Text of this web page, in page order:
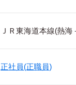
ＪＲ東海道本線(熱
正社員(正職員)